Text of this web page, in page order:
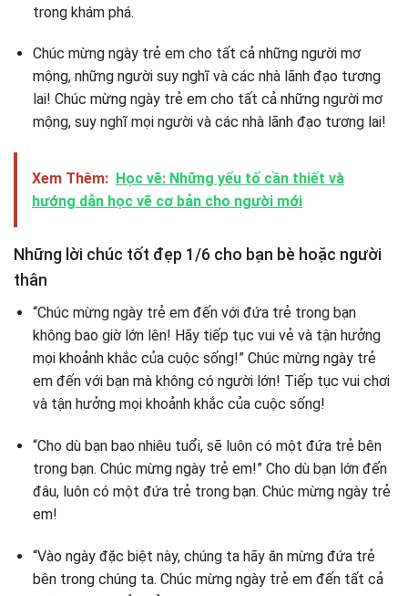
trong khám phá.
Chúc mừng ngày trẻ em cho tất cả những người mơ
mộng, những người suy nghĩ và các nhà lãnh đạo tương
lai! Chúc mừng ngày trẻ em cho tất cả những người mơ
mộng, suy nghĩ mọi người và các nhà lãnh đạo tương lai!
Xem Thêm: Học vẽ: Những yếu tố cần thiết và
hướng dẫn học vẽ cơ bản cho người mới
Những lời chúc tốt đẹp 1/6 cho bạn bè hoặc người
thân
“Chúc mừng ngày trẻ em đến với đứa trẻ trong bạn
không bao giờ lớn lên! Hãy tiếp tục vui vẻ và tận hưởng
mọi khoảnh khắc của cuộc sống!” Chúc mừng ngày trẻ
em đến với bạn mà không có người lớn! Tiếp tục vui chơi
và tận hưởng mọi khoảnh khắc của cuộc sống!
“Cho dù bạn bao nhiêu tuổi, sẽ luôn có một đứa trẻ bên
trong bạn. Chúc mừng ngày trẻ em!” Cho dù bạn lớn đến
đâu, luôn có một đứa trẻ trong bạn. Chúc mừng ngày trẻ
em!
“Vào ngày đặc biệt này, chúng ta hãy ăn mừng đứa trẻ
bên trong chúng ta. Chúc mừng ngày trẻ em đến tất cả